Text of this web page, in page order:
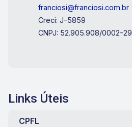
franciosi@franciosi.com.br
Creci: J-5859
CNPJ: 52.905.908/0002-29
Links Úteis
CPFL